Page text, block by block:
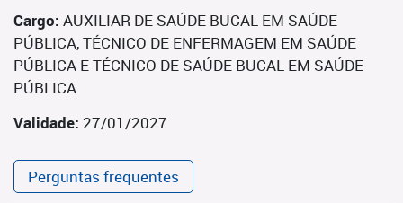
Cargo: AUXILIAR DE SAÚDE BUCAL EM SAÚDE
PÚBLICA, TÉCNICO DE ENFERMAGEM EM SAÚDE
PÚBLICA E TÉCNICO DE SAÚDE BUCAL EM SAÚDE
PÚBLICA
Validade: 27/01/2027
Perguntas frequentes